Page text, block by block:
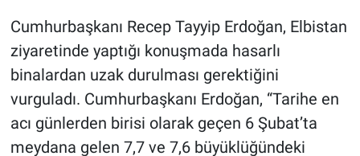
Cumhurbaşkanı Recep Tayyip Erdoğan, Elbistan
ziyaretinde yaptığı konuşmada hasarlı
binalardan uzak durulması gerektiğini
vurguladı. Cumhurbaşkanı Erdoğan, “Tarihe en
acı günlerden birisi olarak geçen 6 Şubat’ta
meydana gelen 7,7 ve 7,6 büyüklüğündeki